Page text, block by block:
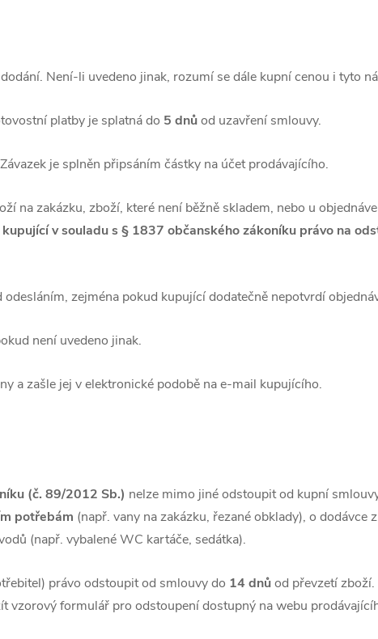
Není-li uvedeno jinak, rozumí se dále kupní cenou i tyto
platby je splatná do 5 dnůod uzavření smlouvy.
je splněn připsáním částky na účet prodávajícího.
na zakázku, zboží, které není běžně skladem, nebo u
v souladu s § 1837 občanského zákoníku právo na
zejména pokud kupující dodatečně nepotvrdí
není uvedeno jinak.
a zašle jej v elektronické podobě na e-mail kupujícího.
(č. 89/2012 Sb.) nelze mimo jiné odstoupit od kupní
potřebám (např. vany na zakázku, řezané obklady), o dodávce
(např. vybalené WC kartáče, sedátka).
právo odstoupit od smlouvy do 14 dnůod převzetí
vzorový formulář pro odstoupení dostupný na webu